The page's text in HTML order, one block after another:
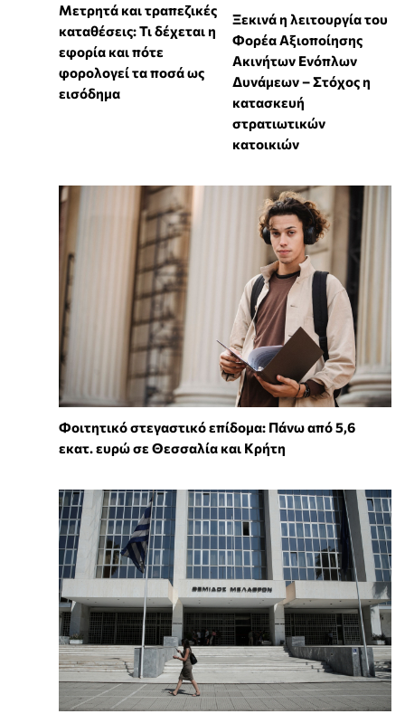
Μετρητά και τραπεζικές
καταθέσεις: Τι δέχεται η
εφορία και πότε
φορολογεί τα ποσά ως
εισόδημα
Ξεκινά η λειτουργία του
Φορέα Αξιοποίησης
Ακινήτων Ενόπλων
Δυνάμεων – Στόχος η
κατασκευή
στρατιωτικών
κατοικιών
Φοιτητικό στεγαστικό επίδομα: Πάνω από 5,6
εκατ. ευρώ σε Θεσσαλία και Κρήτη